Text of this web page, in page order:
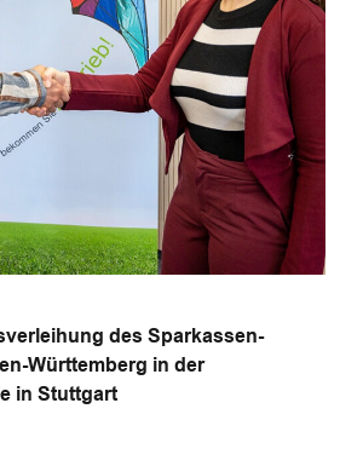
des Sparkassen-
Württemberg in der
in Stuttgart